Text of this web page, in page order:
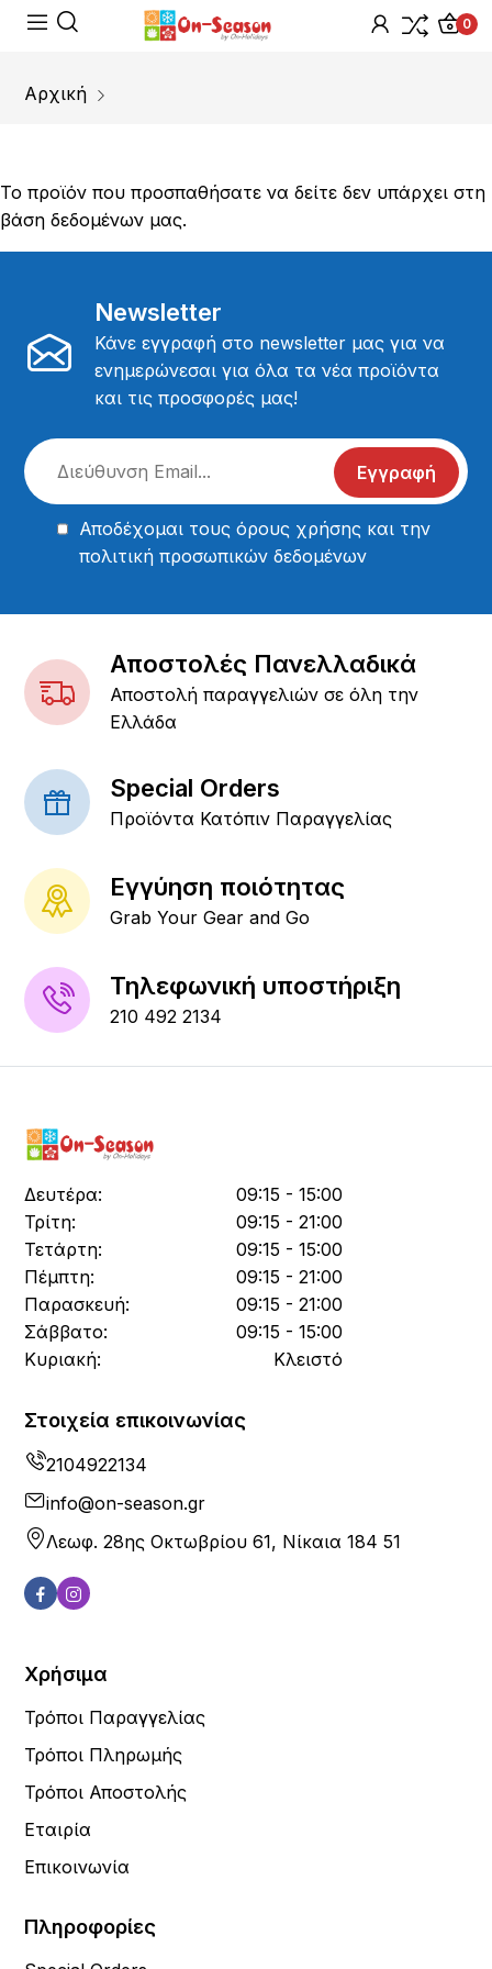
0
Αρχική
Το προϊόν που προσπαθήσατε να δείτε δεν υπάρχει στη
βάση δεδομένων μας.
Newsletter
Κάνε εγγραφή στο newsletter μας για να
ενημερώνεσαι για όλα τα νέα προϊόντα
και τις προσφορές μας!
Εγγραφή
Αποδέχομαι τουςόρους χρήσης και την
πολιτική προσωπικών δεδομένων
Αποστολές Πανελλαδικά
Αποστολή παραγγελιών σε όλη την
Ελλάδα
Special Orders
Προϊόντα Κατόπιν Παραγγελίας
Εγγύηση ποιότητας
Grab Your Gear and Go
Τηλεφωνική υποστήριξη
210 492 2134
Δευτέρα:
09:15 - 15:00
Τρίτη:
09:15 - 21:00
Τετάρτη:
09:15 - 15:00
Πέμπτη:
09:15 - 21:00
Παρασκευή:
09:15 - 21:00
Σάββατο:
09:15 - 15:00
Κυριακή:
Κλειστό
Στοιχεία επικοινωνίας
2104922134
info@on-season.gr
Λεωφ. 28ης Οκτωβρίου 61, Νίκαια 184 51
Χρήσιμα
Τρόποι Παραγγελίας
Τρόποι Πληρωμής
Τρόποι Αποστολής
Εταιρία
Επικοινωνία
Πληροφορίες